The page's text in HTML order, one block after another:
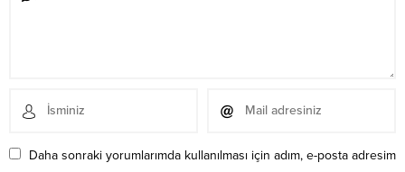
Daha sonraki yorumlarımda kullanılması için adım, e-posta adresim